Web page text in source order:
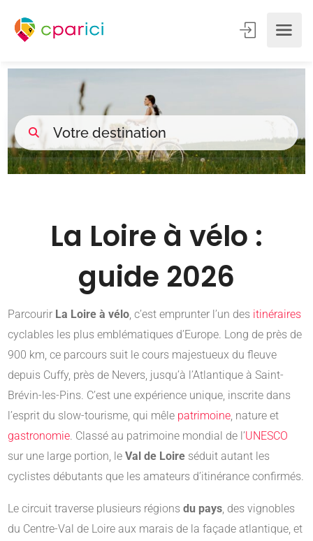
La Loire à vélo :
guide 2026
Parcourir La Loire à vélo , c’est emprunter l’un des itinéraires
cyclables les plus emblématiques d’Europe. Long de près de
900 km, ce parcours suit le cours majestueux du fleuve
depuis Cuffy, près de Nevers, jusqu’à l’Atlantique à Saint-
Brévin-les-Pins. C’est une expérience unique, inscrite dans
l’esprit du slow-tourisme, qui mêle patrimoine , nature et
gastronomie . Classé au patrimoine mondial de l’UNESCO
sur une large portion, le Val de Loire séduit autant les
cyclistes débutants que les amateurs d’itinérance confirmés.
Le circuit traverse plusieurs régions du pays , des vignobles
du Centre-Val de Loire aux marais de la façade atlantique, et